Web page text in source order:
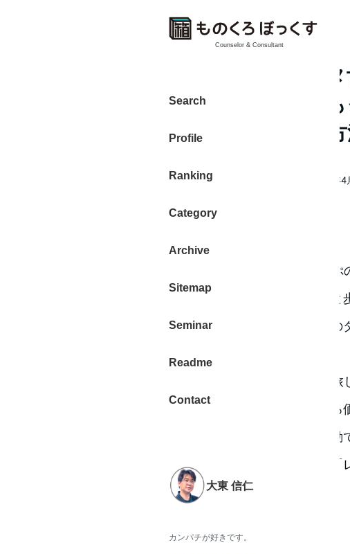
Counselor & Consultant
Search
Profile
Ranking
Category
Archive
Sitemap
Seminar
Readme
Contact
大東 信仁
カンパチが好きです。
【旅の知恵】レン
て、楽しい旅行を
っぷで旅する私の
2017年4
者
大東 信仁（ものくろ）
旅行が好きです。特に18きっ
駅から、観光する時にちょっ
ります。バスのダイヤと列車の
18キップを使ってあちこちを
です。利用する金額もお手ご
もできる場所があり、楽に移動
先日、紀伊勝浦を訪れた時も
く広がって便利でした。